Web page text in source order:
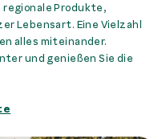
Produkte,
Lebensart. Eine Vielzahl
alles miteinander.
und genießen Sie die